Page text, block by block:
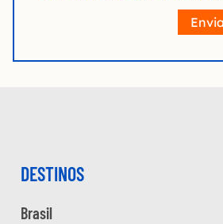
DESTINOS
Brasil